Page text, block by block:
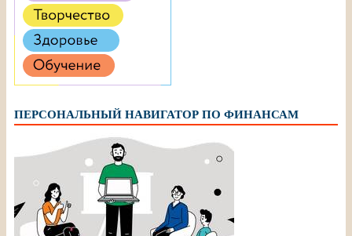
ПЕРСОНАЛЬНЫЙ НАВИГАТОР ПО ФИНАНСАМ